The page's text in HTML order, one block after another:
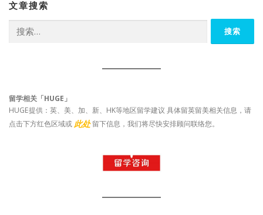
文章搜索
索：
留学相关「HUGE」
HUGE提供：英、美、加、新、HK等地区留学建议 具体留英留美相关信息，请
点击下方红色区域或 此处 留下信息，我们将尽快安排顾问联络您。